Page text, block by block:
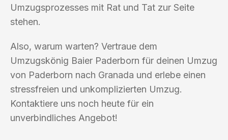
Umzugsprozesses mit Rat und Tat zur Seite
stehen.
Also, warum warten? Vertraue dem
Umzugskönig Baier Paderborn für deinen Umzug
von Paderborn nach Granada und erlebe einen
stressfreien und unkomplizierten Umzug.
Kontaktiere uns noch heute für ein
unverbindliches Angebot!